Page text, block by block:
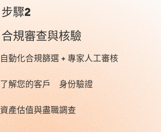
步驟2
合規審查與核驗
自動化合規篩選 + 專家人工審核
了解您的客戶 身份驗證
資產估值與盡職調查